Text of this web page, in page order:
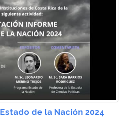
de la Nación 2024